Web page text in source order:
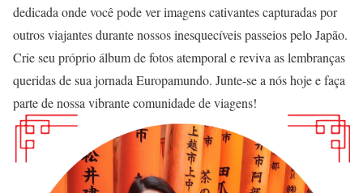
dedicada onde você pode ver imagens cativantes capturadas por
outros viajantes durante nossos inesquecíveis passeios pelo Japão.
Crie seu próprio álbum de fotos atemporal e reviva as lembranças
queridas de sua jornada Europamundo. Junte-se a nós hoje e faça
parte de nossa vibrante comunidade de viagens!